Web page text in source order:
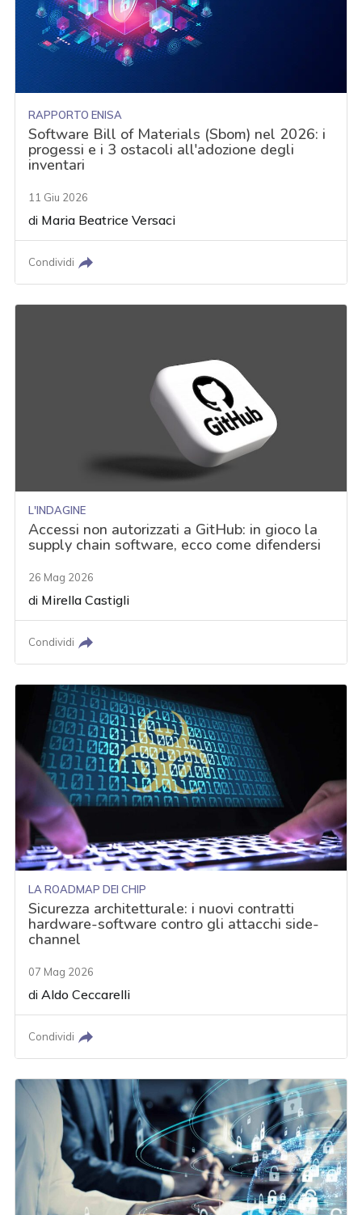
RAPPORTO ENISA
Software Bill of Materials (Sbom) nel 2026: i
progessi e i 3 ostacoli all'adozione degli
inventari
11 Giu 2026
di Maria Beatrice Versaci
Condividi
L'INDAGINE
Accessi non autorizzati a GitHub: in gioco la
supply chain software, ecco come difendersi
26 Mag 2026
di Mirella Castigli
Condividi
LA ROADMAP DEI CHIP
Sicurezza architetturale: i nuovi contratti
hardware-software contro gli attacchi side-
channel
07 Mag 2026
diAldo Ceccarelli
Condividi